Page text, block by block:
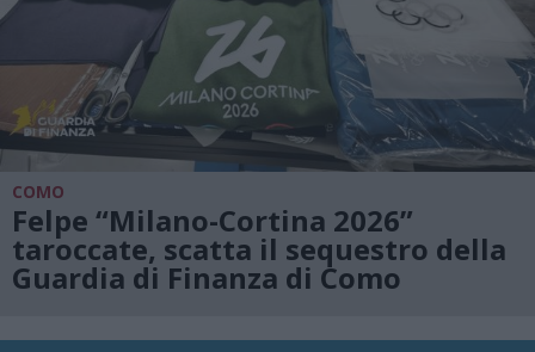
COMO
Felpe “Milano-Cortina 2026”
taroccate, scatta il sequestro della
Guardia di Finanza di Como